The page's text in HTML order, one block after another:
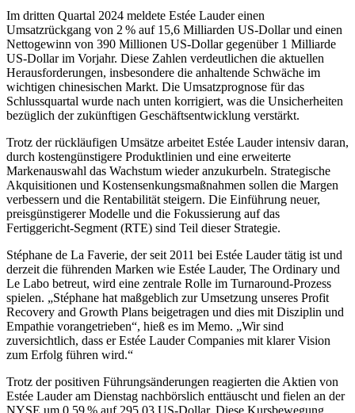
Im dritten Quartal 2024 meldete Estée Lauder einen
Umsatzrückgang von 2 % auf 15,6 Milliarden US-Dollar und einen
Nettogewinn von 390 Millionen US-Dollar gegenüber 1 Milliarde
US-Dollar im Vorjahr. Diese Zahlen verdeutlichen die aktuellen
Herausforderungen, insbesondere die anhaltende Schwäche im
wichtigen chinesischen Markt. Die Umsatzprognose für das
Schlussquartal wurde nach unten korrigiert, was die Unsicherheiten
bezüglich der zukünftigen Geschäftsentwicklung verstärkt.
Trotz der rückläufigen Umsätze arbeitet Estée Lauder intensiv daran,
durch kostengünstigere Produktlinien und eine erweiterte
Markenauswahl das Wachstum wieder anzukurbeln. Strategische
Akquisitionen und Kostensenkungsmaßnahmen sollen die Margen
verbessern und die Rentabilität steigern. Die Einführung neuer,
preisgünstigerer Modelle und die Fokussierung auf das
Fertiggericht-Segment (RTE) sind Teil dieser Strategie.
Stéphane de La Faverie, der seit 2011 bei Estée Lauder tätig ist und
derzeit die führenden Marken wie Estée Lauder, The Ordinary und
Le Labo betreut, wird eine zentrale Rolle im Turnaround-Prozess
spielen. „Stéphane hat maßgeblich zur Umsetzung unseres Profit
Recovery and Growth Plans beigetragen und dies mit Disziplin und
Empathie vorangetrieben“, hieß es im Memo. „Wir sind
zuversichtlich, dass er Estée Lauder Companies mit klarer Vision
zum Erfolg führen wird.“
Trotz der positiven Führungsänderungen reagierten die Aktien von
Estée Lauder am Dienstag nachbörslich enttäuscht und fielen an der